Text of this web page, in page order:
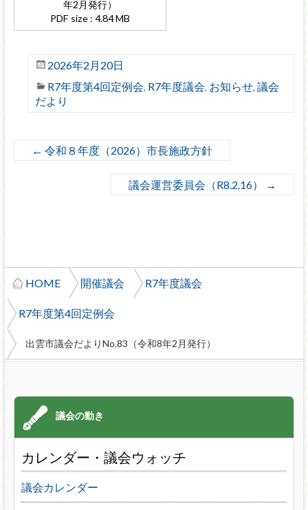
年2月発行）
PDF size : 4.84 MB
2026年2月20日
R7年度第4回定例会, R7年度議会, お知らせ, 議会
だより
← 令和８年度（2026）市長施政方針
議会運営委員会（R8.2.16） →
HOME 開催議会 R7年度議会
R7年度第4回定例会
出雲市議会だよりNo.83（令和8年2月発行）
カレンダー・議会ウォッチ
議会カレンダー